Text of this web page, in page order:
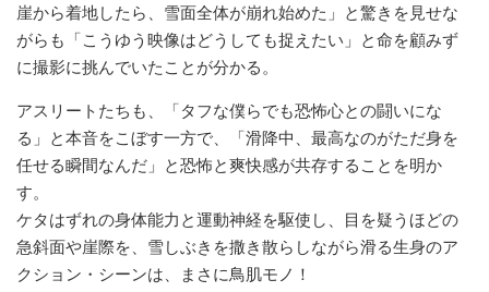
崖から着地したら、雪面全体が崩れ始めた」と驚きを見せな
がらも「こうゆう映像はどうしても捉えたい」と命を顧みず
に撮影に挑んでいたことが分かる。
アスリートたちも、「タフな僕らでも恐怖心との闘いにな
る」と本音をこぼす一方で、「滑降中、最高なのがただ身を
任せる瞬間なんだ」と恐怖と爽快感が共存することを明か
す。
ケタはずれの身体能力と運動神経を駆使し、目を疑うほどの
急斜面や崖際を、雪しぶきを撒き散らしながら滑る生身のア
クション・シーンは、まさに鳥肌モノ！